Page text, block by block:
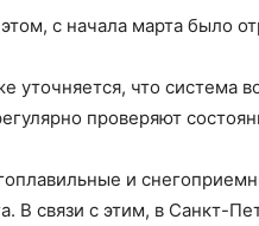
с начала марта было
уточняется, что система
проверяют
и
В связи с этим, в Санкт-